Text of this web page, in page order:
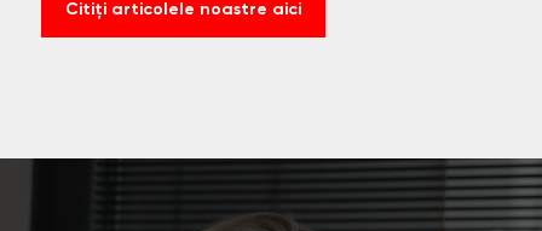
Citiți articolele noastre aici